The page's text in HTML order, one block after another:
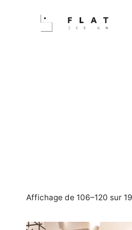
Affichage de 106–120 sur